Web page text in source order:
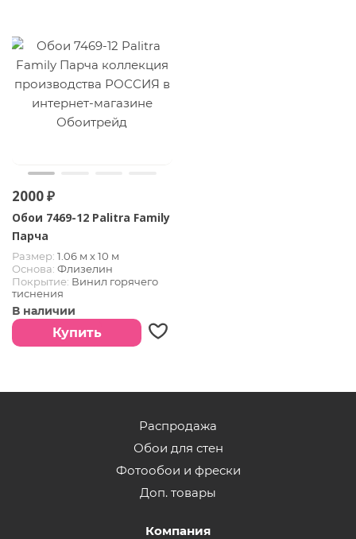
2000 ₽
Обои 7469-12 Palitra Family
Парча
Размер: 1.06 м х 10 м
Основа: Флизелин
Покрытие: Винил горячего
тиснения
Страна: РОССИЯ
В наличии
Купить
Распродажа
Обои для стен
Фотообои и фрески
Доп. товары
Компания